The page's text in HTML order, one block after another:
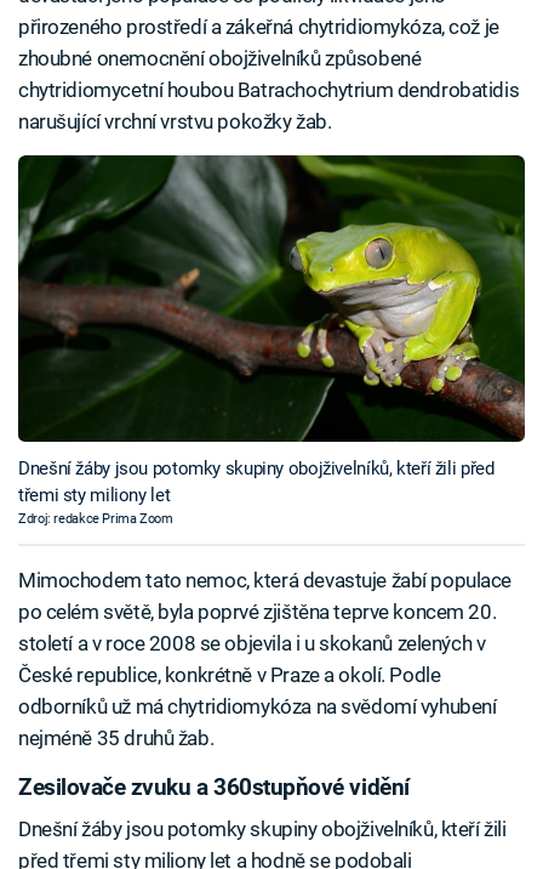
přirozeného prostředí a zákeřná chytridiomykóza, což je
zhoubné onemocnění obojživelníků způsobené
chytridiomycetní houbou Batrachochytrium dendrobatidis
narušující vrchní vrstvu pokožky žab.
Dnešní žáby jsou potomky skupiny obojživelníků, kteří žili před
třemi sty miliony let
Zdroj: redakce Prima Zoom
Mimochodem tato nemoc, která devastuje žabí populace
po celém světě, byla poprvé zjištěna teprve koncem 20.
století a v roce 2008 se objevila i u skokanů zelených v
České republice, konkrétně v Praze a okolí. Podle
odborníků už má chytridiomykóza na svědomí vyhubení
nejméně 35 druhů žab.
Zesilovače zvuku a 360stupňové vidění
Dnešní žáby jsou potomky skupiny obojživelníků, kteří žili
před třemi sty miliony let a hodně se podobali